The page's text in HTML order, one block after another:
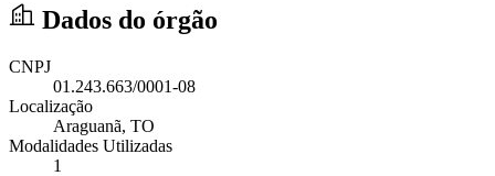
Dados do órgão
CNPJ
01.243.663/0001-08
Localização
Araguanã, TO
Modalidades Utilizadas
1